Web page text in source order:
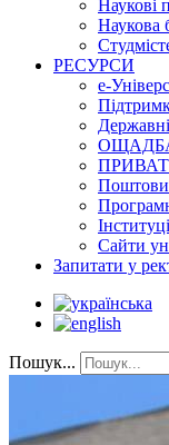
Наукові
Наукова
РЕСУРСИ
е-
Державні
Сайти
Запитати у
Пошук...